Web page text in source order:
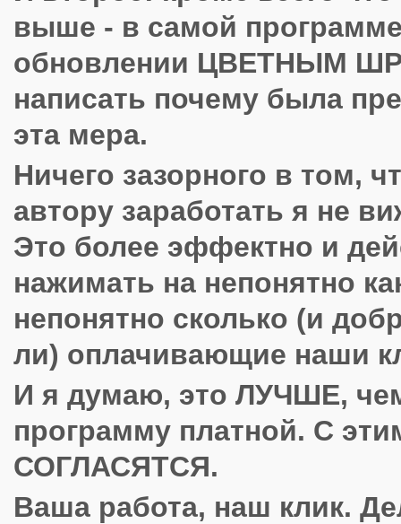
выше - в самой
обновлении ЦВЕТНЫМ
написать почему была
эта мера.
Ничего зазорного в том,
автору заработать я не
Это более эффектно и
нажимать на непонятно
непонятно сколько (и
ли) оплачивающие наши
И я думаю, это ЛУЧШЕ,
программу платной. С
СОГЛАСЯТСЯ.
Ваша работа, наш клик.